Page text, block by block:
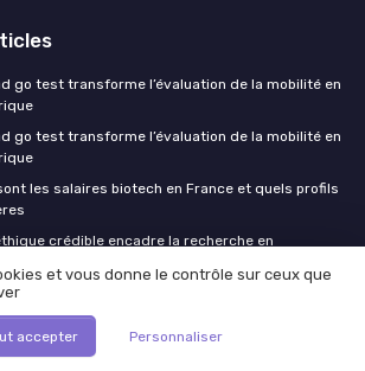
go test transforme l’évaluation de la mobilité en
go test transforme l’évaluation de la mobilité en
les salaires biotech en France et quels profils
crédible encadre la recherche en
biotech : structurer une politique RSE qui attire
les financements
et vous donne le contrôle sur ceux que
accepter Personnaliser